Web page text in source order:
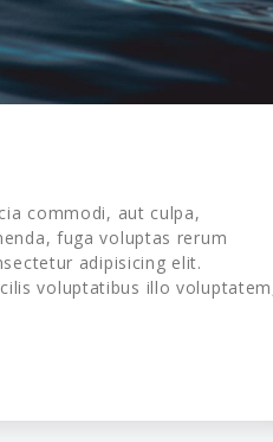
commodi, aut culpa,
fuga voluptas rerum
adipisicing elit.
voluptatibus illo